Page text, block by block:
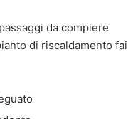
da compiere
di riscaldamento fai